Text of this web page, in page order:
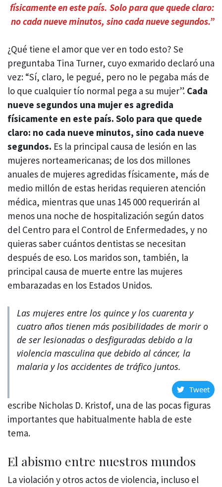
físicamente en este país. Solo para que quede claro:
no cada nueve minutos, sino cada nueve segundos.”
¿Qué tiene el amor que ver en todo esto? Se
preguntaba Tina Turner, cuyo exmarido declaró una
vez: “Sí, claro, le pegué, pero no le pegaba más de
lo que cualquier tío normal pega a su mujer”. Cada
nueve segundos una mujer es agredida
físicamente en este país. Solo para que quede
claro: no cada nueve minutos, sino cada nueve
segundos. Es la principal causa de lesión en las
mujeres norteamericanas; de los dos millones
anuales de mujeres agredidas físicamente, más de
medio millón de estas heridas requieren atención
médica, mientras que unas 145 000 requerirán al
menos una noche de hospitalización según datos
del Centro para el Control de Enfermedades, y no
quieras saber cuántos dentistas se necesitan
después de eso. Los maridos son, también, la
principal causa de muerte entre las mujeres
embarazadas en los Estados Unidos.
Las mujeres entre los quince y los cuarenta y
cuatro años tienen más posibilidades de morir o
de ser lesionadas o desfiguradas debido a la
violencia masculina que debido al cáncer, la
malaria y los accidentes de tráfico juntos.
Tweet
escribe Nicholas D. Kristof, una de las pocas figuras
importantes que habitualmente habla de este
tema.
El abismo entre nuestros mundos
La violación y otros actos de violencia, incluso el